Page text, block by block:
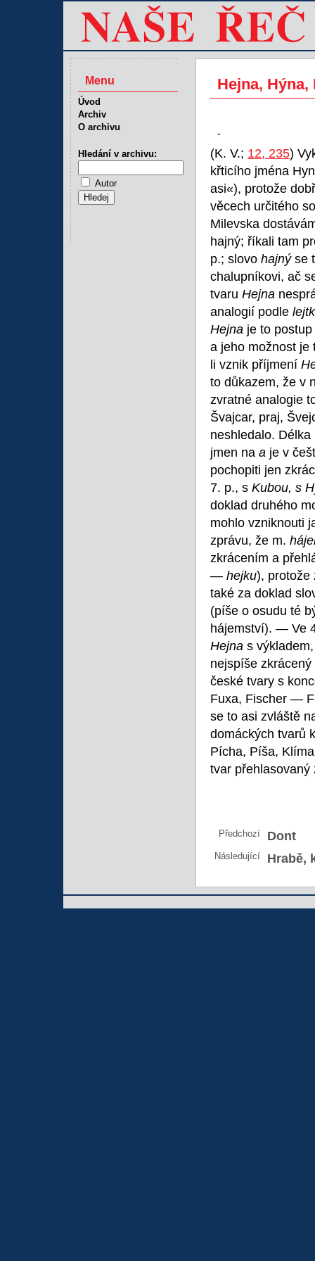
Hejna, Hýna,
-
(K. V.; 12, 235)
křticího jména
asi«), protože
věcech určitého
Milevska
hajný; říkali tam
p.; slovo hajný se
chalupníkovi, ač
tvaru Hejna
analogií podle
Hejna je to
a jeho možnost je
li vznik příjmení
to důkazem, že v
zvratné analogie
Švajcar, praj,
neshledalo.
jmen na a je v
pochopiti jen
7. p., s Kubou, s
doklad druhého
mohlo vzniknouti
zprávu, že m.
zkrácením a
— hejku), protože
také za doklad
(píše o osudu té
hájemství). — Ve
Hejna s
nejspíše
české tvary s
Fuxa, Fischer —
se to asi zvláště
domáckých tvarů
Pícha, Píša,
tvar
Předchozí Dont
Následující Hrabě,
Menu
Úvod
Archiv
O archivu
Hledání v archivu:
Autor